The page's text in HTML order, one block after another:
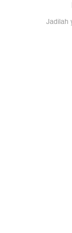
Jadilah